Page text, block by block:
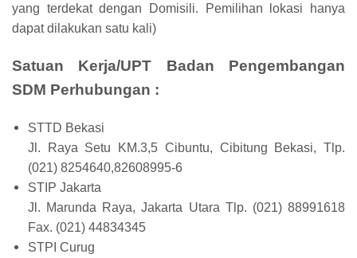
yang terdekat dengan Domisili. Pemilihan lokasi hanya
dapat dilakukan satu kali)
Satuan Kerja/UPT Badan Pengembangan
SDM Perhubungan :
STTD Bekasi
Jl. Raya Setu KM.3,5 Cibuntu, Cibitung Bekasi, Tlp.
(021) 8254640,82608995-6
STIP Jakarta
Jl. Marunda Raya, Jakarta Utara Tlp. (021) 88991618
Fax. (021) 44834345
STPI Curug